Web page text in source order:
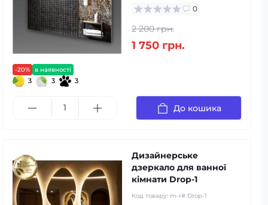
-20% в наявності
3 3 3
0
2 200 грн.
1 750 грн.
До кошика
Дизайнерське
дзеркало для ванної
кімнати Drop-1
Код товару: m-r# Drop-1